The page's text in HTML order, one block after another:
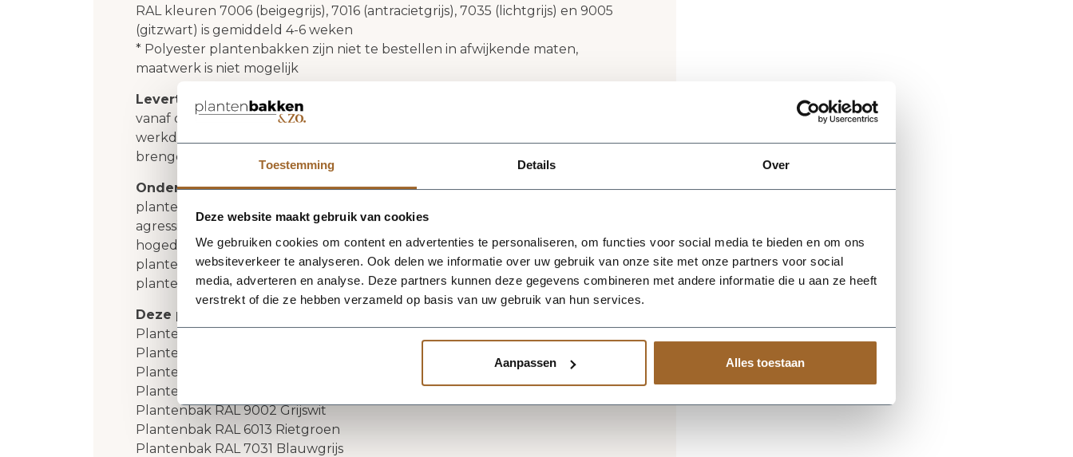
Toestemming Details Over
Deze website maakt gebruik van cookies
We gebruiken cookies om content en advertenties te personaliseren, om functies voor social media te bieden en om ons
websiteverkeer te analyseren. Ook delen we informatie over uw gebruik van onze site met onze partners voor social
media, adverteren en analyse. Deze partners kunnen deze gegevens combineren met andere informatie die u aan ze heeft
verstrekt of die ze hebben verzameld op basis van uw gebruik van hun services.
Aanpassen Alles toestaan
RAL kleuren 7006 (beigegrijs), 7016 (antracietgrijs), 7035 (lichtgrijs) en 9005
(gitzwart) is gemiddeld 4-6 weken
* Polyester plantenbakken zijn niet te bestellen in afwijkende maten,
maatwerk is niet mogelijk
Levertijd
: Onze vierkante polyester plantenbakken worden rechtstreeks
vanaf de fabriek bij jouw thuisbezorgd. Dit gebeurd eigenlijk altijd binnen 4
werkdagen. In sommige gevallen is de levertijd langer (zie nadelen), wij
brengen jou hier uiteraard van op de hoogte!
Onderhoud polyester plantenbakken: Wij adviseren de polyester
plantenbakken tweemaal per jaar schoon te maken. Uiteraard niet met
agressieve schoonmaakmiddelen, staalwol, schuurpapier of
hogedrukreiniger. Het beste product voor het reinigen van je polyester
plantenbak is de "clean en protector set ". Dit middel reinigt je polyester
plantenbak en geeft je plantenbak een nieuwe beschermlaag.
Deze plantenbakken zijn ook leverbaar in onderstaande RAL kleuren
Plantenbak RAL 1015 licht ivoorkleurig
Plantenbak RAL 7022 Ombergrijs
Plantenbak RAL 7044 Zijdegrijs
Plantenbak RAL 7006 Beigegrijs
Plantenbak RAL 9002 Grijswit
Plantenbak RAL 6013 Rietgroen
Plantenbak RAL 7031 Blauwgrijs